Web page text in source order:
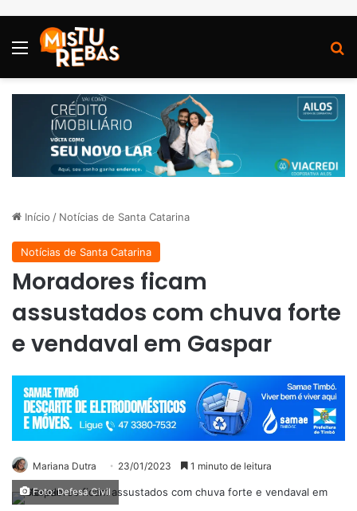
Menu
Início / Notícias de Santa Catarina
Notícias de Santa Catarina
Moradores ficam
assustados com chuva forte
e vendaval em Gaspar
Mariana Dutra 23/01/2023 1 minuto de leitura
Foto: Defesa Civil